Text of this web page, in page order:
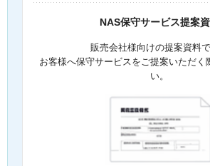
NAS保守サービス提案
販売会社様向けの提案資料で
お客様へ保守サービスをご提案いただく
い。